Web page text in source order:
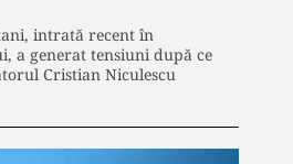
intrată recent în
a generat tensiuni după ce
Cristian Niculescu